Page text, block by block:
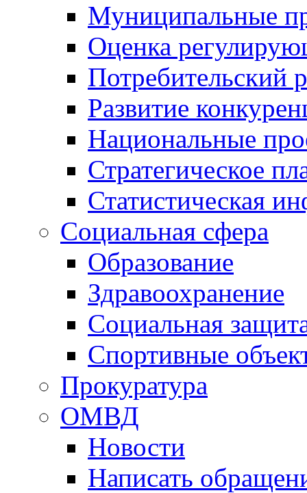
Муниципальные
Оценка
Потребительский
Развитие
Национальные
Стратегическое
Статистическая
Социальная сфера
Образование
Здравоохранение
Социальная
Спортивные
Прокуратура
ОМВД
Новости
Написать